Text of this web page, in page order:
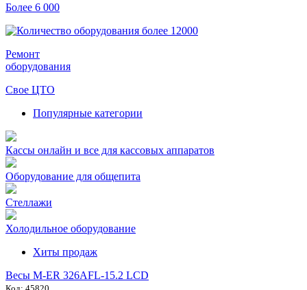
Более 6 000
Ремонт
оборудования
Свое ЦТО
Популярные категории
Кассы онлайн и все для кассовых аппаратов
Оборудование для общепита
Стеллажи
Холодильное оборудование
Хиты продаж
Весы M-ER 326AFL-15.2 LCD